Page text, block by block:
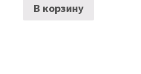
В корзину